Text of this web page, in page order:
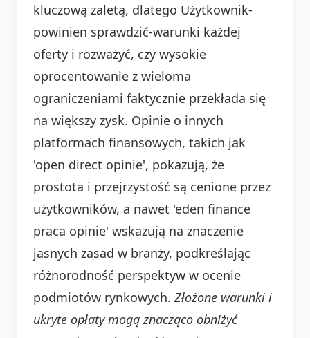
kluczową zaletą, dlatego Użytkownik-
powinien sprawdzić-warunki każdej
oferty i rozważyć, czy wysokie
oprocentowanie z wieloma
ograniczeniami faktycznie przekłada się
na większy zysk. Opinie o innych
platformach finansowych, takich jak
'open direct opinie', pokazują, że
prostota i przejrzystość są cenione przez
użytkowników, a nawet 'eden finance
praca opinie' wskazują na znaczenie
jasnych zasad w branży, podkreślając
różnorodność perspektyw w ocenie
podmiotów rynkowych. Złożone warunki i
ukryte opłaty mogą znacząco obniżyć